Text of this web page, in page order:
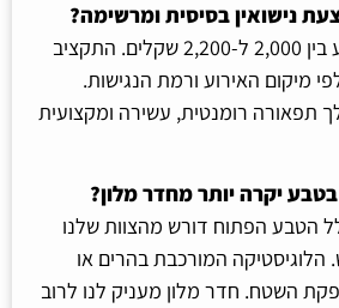
נישואין בסיסית ומרשימה?
טווח המחירים שלנו נע בין 2,000 ל-2,200 שקלים. התקציב
מיקום האירוע ורמת הנגישות.
תפאורה רומנטית, עשירה ומקצועית
יקרה יותר מחדר מלון?
הטבע הפתוח דורש מהצוות שלנו
הלוגיסטיקה המורכבת בהרים או
השטח. חדר מלון מעניק לנו לרוב